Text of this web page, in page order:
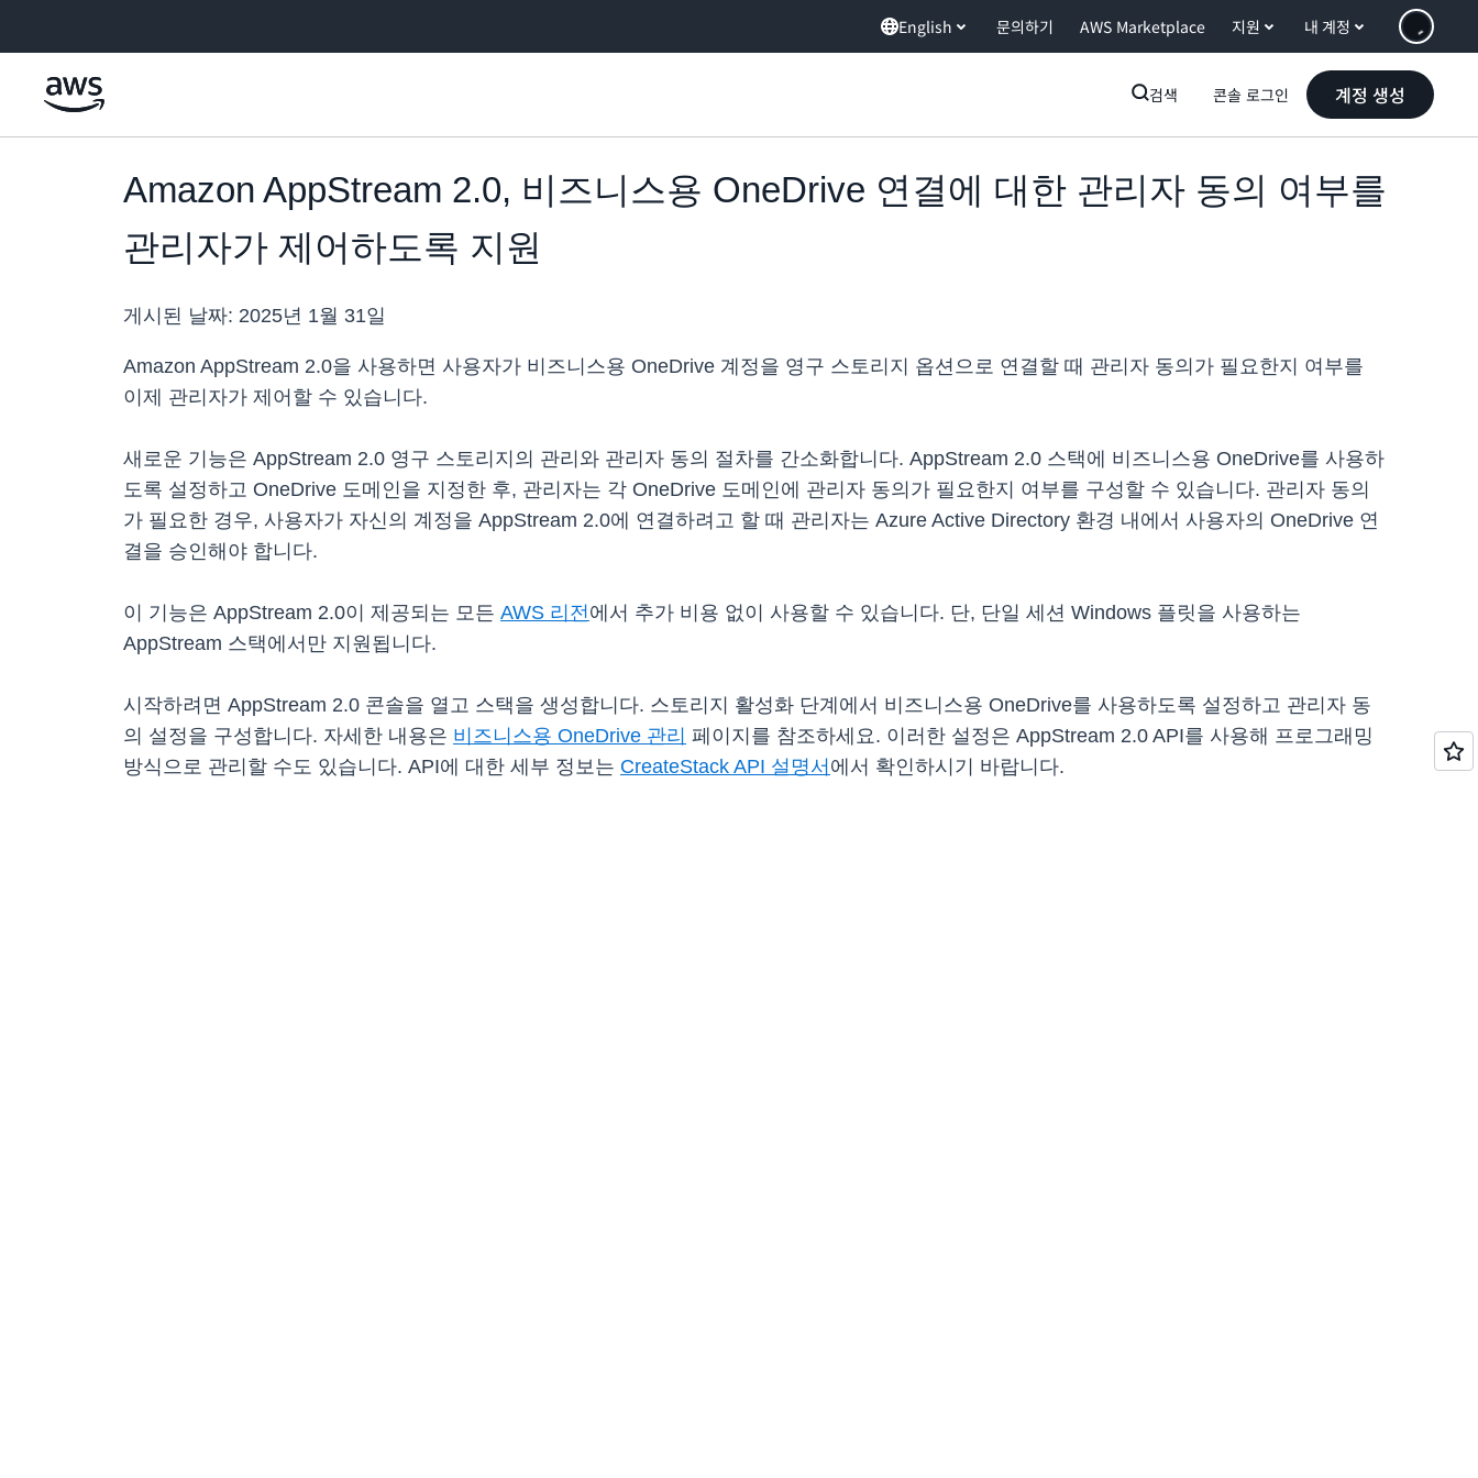
English 문의하기 AWS Marketplace 지원 내 계정
검색 콘솔 로그인 계정 생성
Amazon AppStream 2.0, 비즈니스용 OneDrive 연결에 대한 관리자 동의 여부를
관리자가 제어하도록 지원
게시된 날짜: 2025년 1월 31일
Amazon AppStream 2.0을 사용하면 사용자가 비즈니스용 OneDrive 계정을 영구 스토리지 옵션으로 연결할 때 관리자 동의가 필요한지 여부를
이제 관리자가 제어할 수 있습니다.
새로운 기능은 AppStream 2.0 영구 스토리지의 관리와 관리자 동의 절차를 간소화합니다. AppStream 2.0 스택에 비즈니스용 OneDrive를 사용하
도록 설정하고 OneDrive 도메인을 지정한 후, 관리자는 각 OneDrive 도메인에 관리자 동의가 필요한지 여부를 구성할 수 있습니다. 관리자 동의
가 필요한 경우, 사용자가 자신의 계정을 AppStream 2.0에 연결하려고 할 때 관리자는 Azure Active Directory 환경 내에서 사용자의 OneDrive 연
결을 승인해야 합니다.
이 기능은 AppStream 2.0이 제공되는 모든 AWS 리전에서 추가 비용 없이 사용할 수 있습니다. 단, 단일 세션 Windows 플릿을 사용하는
AppStream 스택에서만 지원됩니다.
시작하려면 AppStream 2.0 콘솔을 열고 스택을 생성합니다. 스토리지 활성화 단계에서 비즈니스용 OneDrive를 사용하도록 설정하고 관리자 동
의 설정을 구성합니다. 자세한 내용은 비즈니스용 OneDrive 관리 페이지를 참조하세요. 이러한 설정은 AppStream 2.0 API를 사용해 프로그래밍
방식으로 관리할 수도 있습니다. API에 대한 세부 정보는 CreateStack API 설명서 에서 확인하시기 바랍니다.